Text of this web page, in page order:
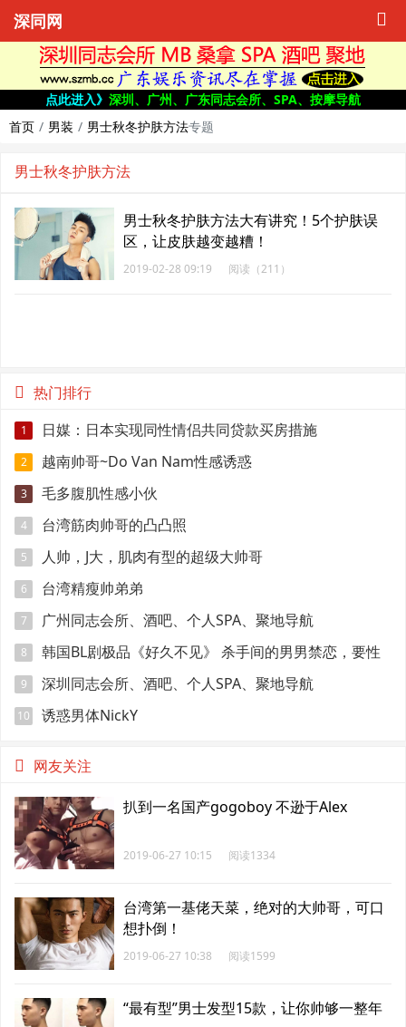
深同网
点此进入》 深圳、广州、广东同志会所、SPA、按摩导航
首页
男装 男士秋冬护肤方法专题
男士秋冬护肤方法
男士秋冬护肤方法大有讲究！5个护肤误
区，让皮肤越变越糟！
2019-02-28 09:19 阅读（211）
热门排行
1 日媒：日本实现同性情侣共同贷款买房措施
2 越南帅哥~Do Van Nam性感诱惑
3 毛多腹肌性感小伙
4 台湾筋肉帅哥的凸凸照
5 人帅，J大，肌肉有型的超级大帅哥
6 台湾精瘦帅弟弟
7 广州同志会所、酒吧、个人SPA、聚地导航
8
韩国BL剧极品《好久不见》 杀手间的男男禁恋，要性
命还是爱情？
9 深圳同志会所、酒吧、个人SPA、聚地导航
10 诱惑男体NickY
网友关注
扒到一名国产gogoboy 不逊于Alex
2019-06-27 10:15 阅读1334
台湾第一基佬天菜，绝对的大帅哥，可口
想扑倒！
2019-06-27 10:38 阅读1599
“最有型”男士发型15款，让你帅够一整年